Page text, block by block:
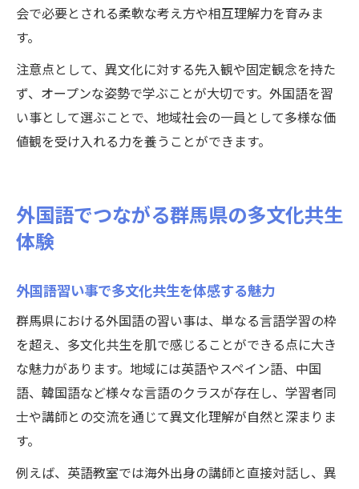
会で必要とされる柔軟な考え方や相互理解力を育みま
す。
注意点として、異文化に対する先入観や固定観念を持た
ず、オープンな姿勢で学ぶことが大切です。外国語を習
い事として選ぶことで、地域社会の一員として多様な価
値観を受け入れる力を養うことができます。
外国語でつながる群馬県の多文化共生
体験
外国語習い事で多文化共生を体感する魅力
群馬県における外国語の習い事は、単なる言語学習の枠
を超え、多文化共生を肌で感じることができる点に大き
な魅力があります。地域には英語やスペイン語、中国
語、韓国語など様々な言語のクラスが存在し、学習者同
士や講師との交流を通じて異文化理解が自然と深まりま
す。
例えば、英語教室では海外出身の講師と直接対話し、異